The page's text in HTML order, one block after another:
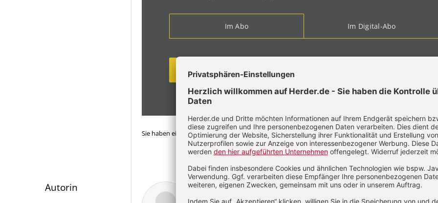
Im Abo Im Digital-Abo
Sie haben ein Abonnement?Anmelden
Überschrift
Autorin Anne Henning